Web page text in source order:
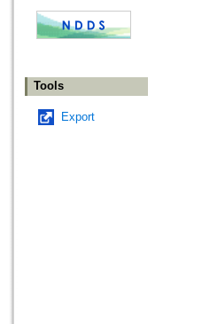
Tools
Export